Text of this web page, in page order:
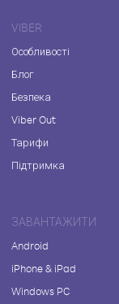
VIBER
Особливості
Блог
Безпека
Viber Out
Тарифи
Підтримка
ЗАВАНТАЖИТИ
Android
iPhone & iPad
Windows PC